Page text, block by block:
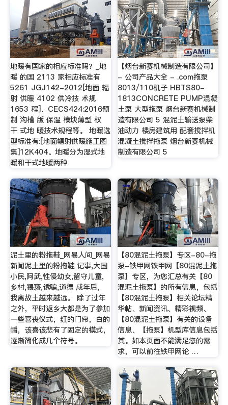
地暖有国家的相应标准吗？_地
暖 的国 2113 家相应标准有
5261 JGJ142-2012[地面 辐
射 供暖 4102 供冷技 术规
1653 程]、CECS424:2016预
制 沟槽 版 保温 模块薄型 权
干 式地 暖技术规程等。 地暖选
型标准有:[地面辐射供暖施工图
集]12K404。地暖分为湿式地
暖和干式地暖两种
【烟台新赛机械制造有限公司】
- 公司产品大全 - .com拖泵
8013/110机子 HBTS80-
1813CONCRETE PUMP混凝
土泵 大型拖泵 烟台新赛机械制
造有限公司 5 混泥土输送泵柴
油动力 楼房建筑用 配套搅拌机
混凝土搅拌拖泵 烟台新赛机械
制造有限公司 5
泥土里的粉拖鞋_网易人间_网易
新闻泥土里的粉拖鞋 记事,大国
小民,阿武,性侵幼女,留守儿童,
乡村,猥亵,诱骗,道德 成年后，
我离故土越来越远。 除了过年
之外，平时返乡大都是为了参加
一些喜丧仪式，红的门帘，白的
幡，该喜该悲有了固定的模式，
逐渐简化成几个符号。
【80混泥土拖泵】专区-80-拖
泵-铁甲网铁甲网【80混泥土拖
泵】专区，为您汇总有关【80
混泥土拖泵】的所有信息，包括
【80混泥土拖泵】相关论坛精
华帖、新闻资讯、精彩视频、
【80混泥土拖泵】有关的设备
信息、【拖泵】机型库信息包括
其。如本页面不能满足您的需
求，可以前往铁甲网论 …